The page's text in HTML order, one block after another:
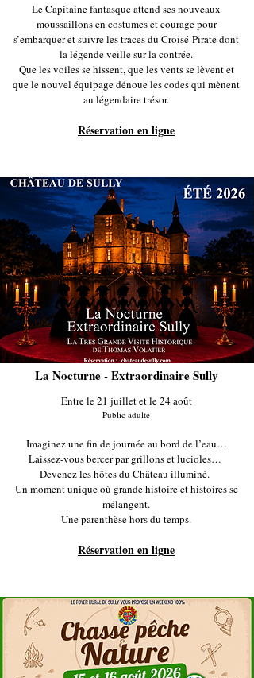
Le Capitaine fantasque attend ses nouveaux
moussaillons en costumes et courage pour
s’embarquer et suivre les traces du Croisé-Pirate dont
la légende veille sur la contrée.
Que les voiles se hissent, que les vents se lèvent et
que le nouvel équipage dénoue les codes qui mènent
au légendaire trésor.
Réservation en ligne
La Nocturne - Extraordinaire Sully
Entre le 21 juillet et le 24 août
Public adulte
Imaginez une fin de journée au bord de l’eau…
Laissez-vous bercer par grillons et lucioles…
Devenez les hôtes du Château illuminé.
Un moment unique où grande histoire et histoires se
mélangent.
Une parenthèse hors du temps.
Réservation en ligne